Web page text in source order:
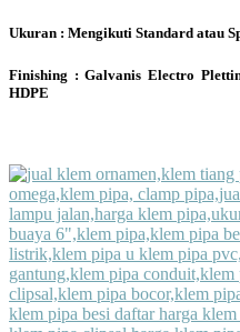
Ukuran : Mengikuti Standard atau
Finishing : Galvanis Electro
HDPE